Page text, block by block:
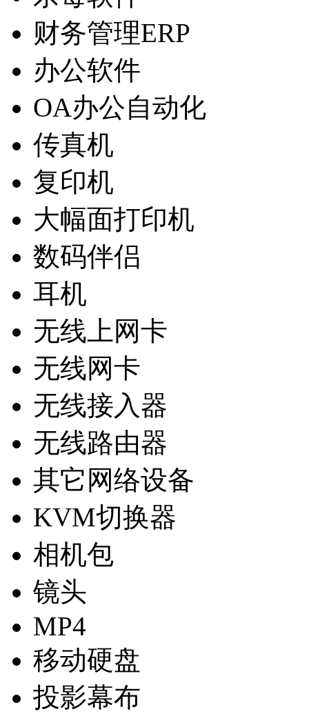
财务管理ERP
办公软件
OA办公自动化
传真机
复印机
大幅面打印机
数码伴侣
耳机
无线上网卡
无线网卡
无线接入器
无线路由器
其它网络设备
KVM切换器
相机包
镜头
MP4
移动硬盘
投影幕布